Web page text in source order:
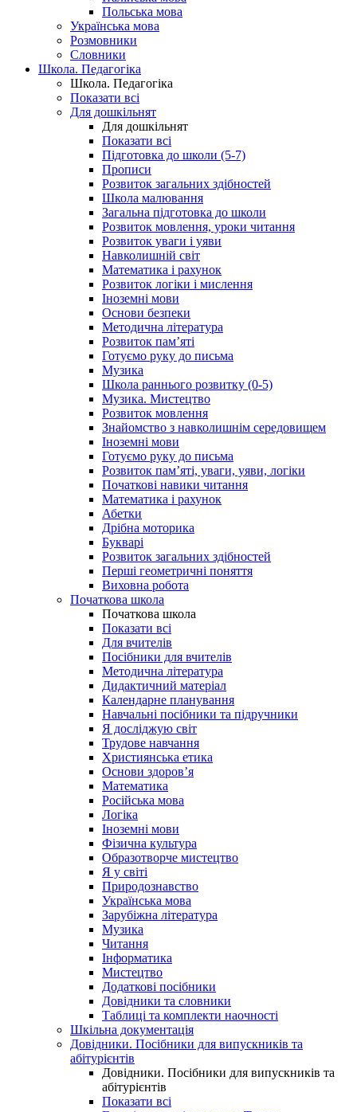
Польська мова
Українська мова
Розмовники
Словники
Школа. Педагогіка
Школа. Педагогіка
Показати всі
Для дошкільнят
Для дошкільнят
Показати всі
Підготовка до школи (5-7)
Прописи
Розвиток загальних здібностей
Школа малювання
Загальна підготовка до школи
Розвиток мовлення, уроки читання
Розвиток уваги і уяви
Навколишній світ
Математика і рахунок
Розвиток логіки і мислення
Іноземні мови
Основи безпеки
Методична література
Розвиток пам’яті
Готуємо руку до письма
Музика
Школа раннього розвитку (0-5)
Музика. Мистецтво
Розвиток мовлення
Знайомство з навколишнім середовищем
Іноземні мови
Готуємо руку до письма
Розвиток пам’яті, уваги, уяви, логіки
Початкові навики читання
Математика і рахунок
Абетки
Дрібна моторика
Букварі
Розвиток загальних здібностей
Перші геометричні поняття
Виховна робота
Початкова школа
Початкова школа
Показати всі
Для вчителів
Посібники для вчителів
Методична література
Дидактичний матеріал
Календарне планування
Навчальні посібники та підручники
Я досліджую світ
Трудове навчання
Християнська етика
Основи здоров’я
Математика
Російська мова
Логіка
Іноземні мови
Фізична культура
Образотворче мистецтво
Я у світі
Природознавство
Українська мова
Зарубіжна література
Музика
Читання
Інформатика
Мистецтво
Додаткові посібники
Довідники та словники
Таблиці та комплекти наочності
Шкільна документація
Довідники. Посібники для випускників та
абітурієнтів
Довідники. Посібники для випускників та
абітурієнтів
Показати всі